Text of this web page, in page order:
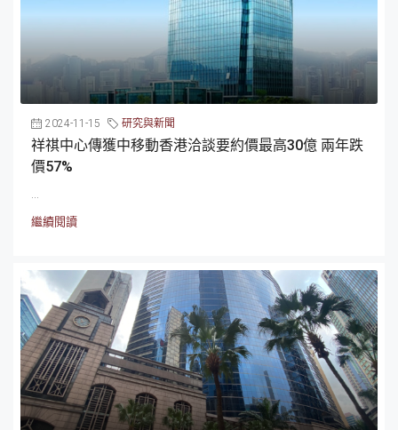
2024-11-15 研究與新聞
祥祺中心傳獲中移動香港洽談要約價最高30億 兩年跌
價57%
繼續閱讀